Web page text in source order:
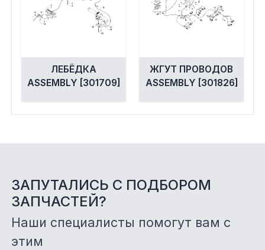
ЛЕБЁДКА
ASSEMBLY [301709]
ЖГУТ ПРОВОДОВ
ASSEMBLY [301826]
ЗАПУТАЛИСЬ С ПОДБОРОМ
ЗАПЧАСТЕЙ?
Наши специалисты помогут вам с
этим